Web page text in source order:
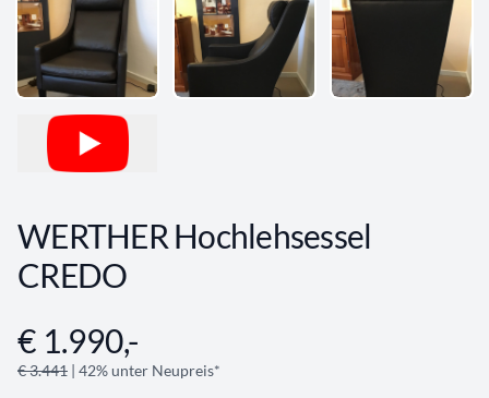
WERTHER Hochlehsessel
CREDO
Angebotsinformationen
€ 1.990,-
€ 3.441 | 42% unter Neupreis*